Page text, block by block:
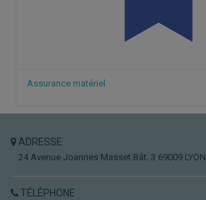
Assurance matériel
ADRESSE
24 Avenue Joannes Masset Bât. 3 69009 LYON
TÉLÉPHONE